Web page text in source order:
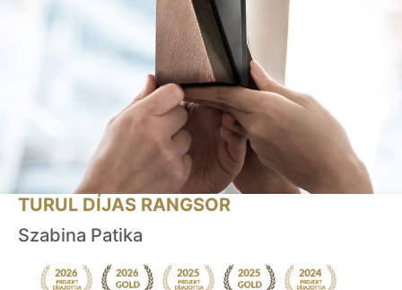
TURUL DÍJAS RANGSOR
Szabina Patika